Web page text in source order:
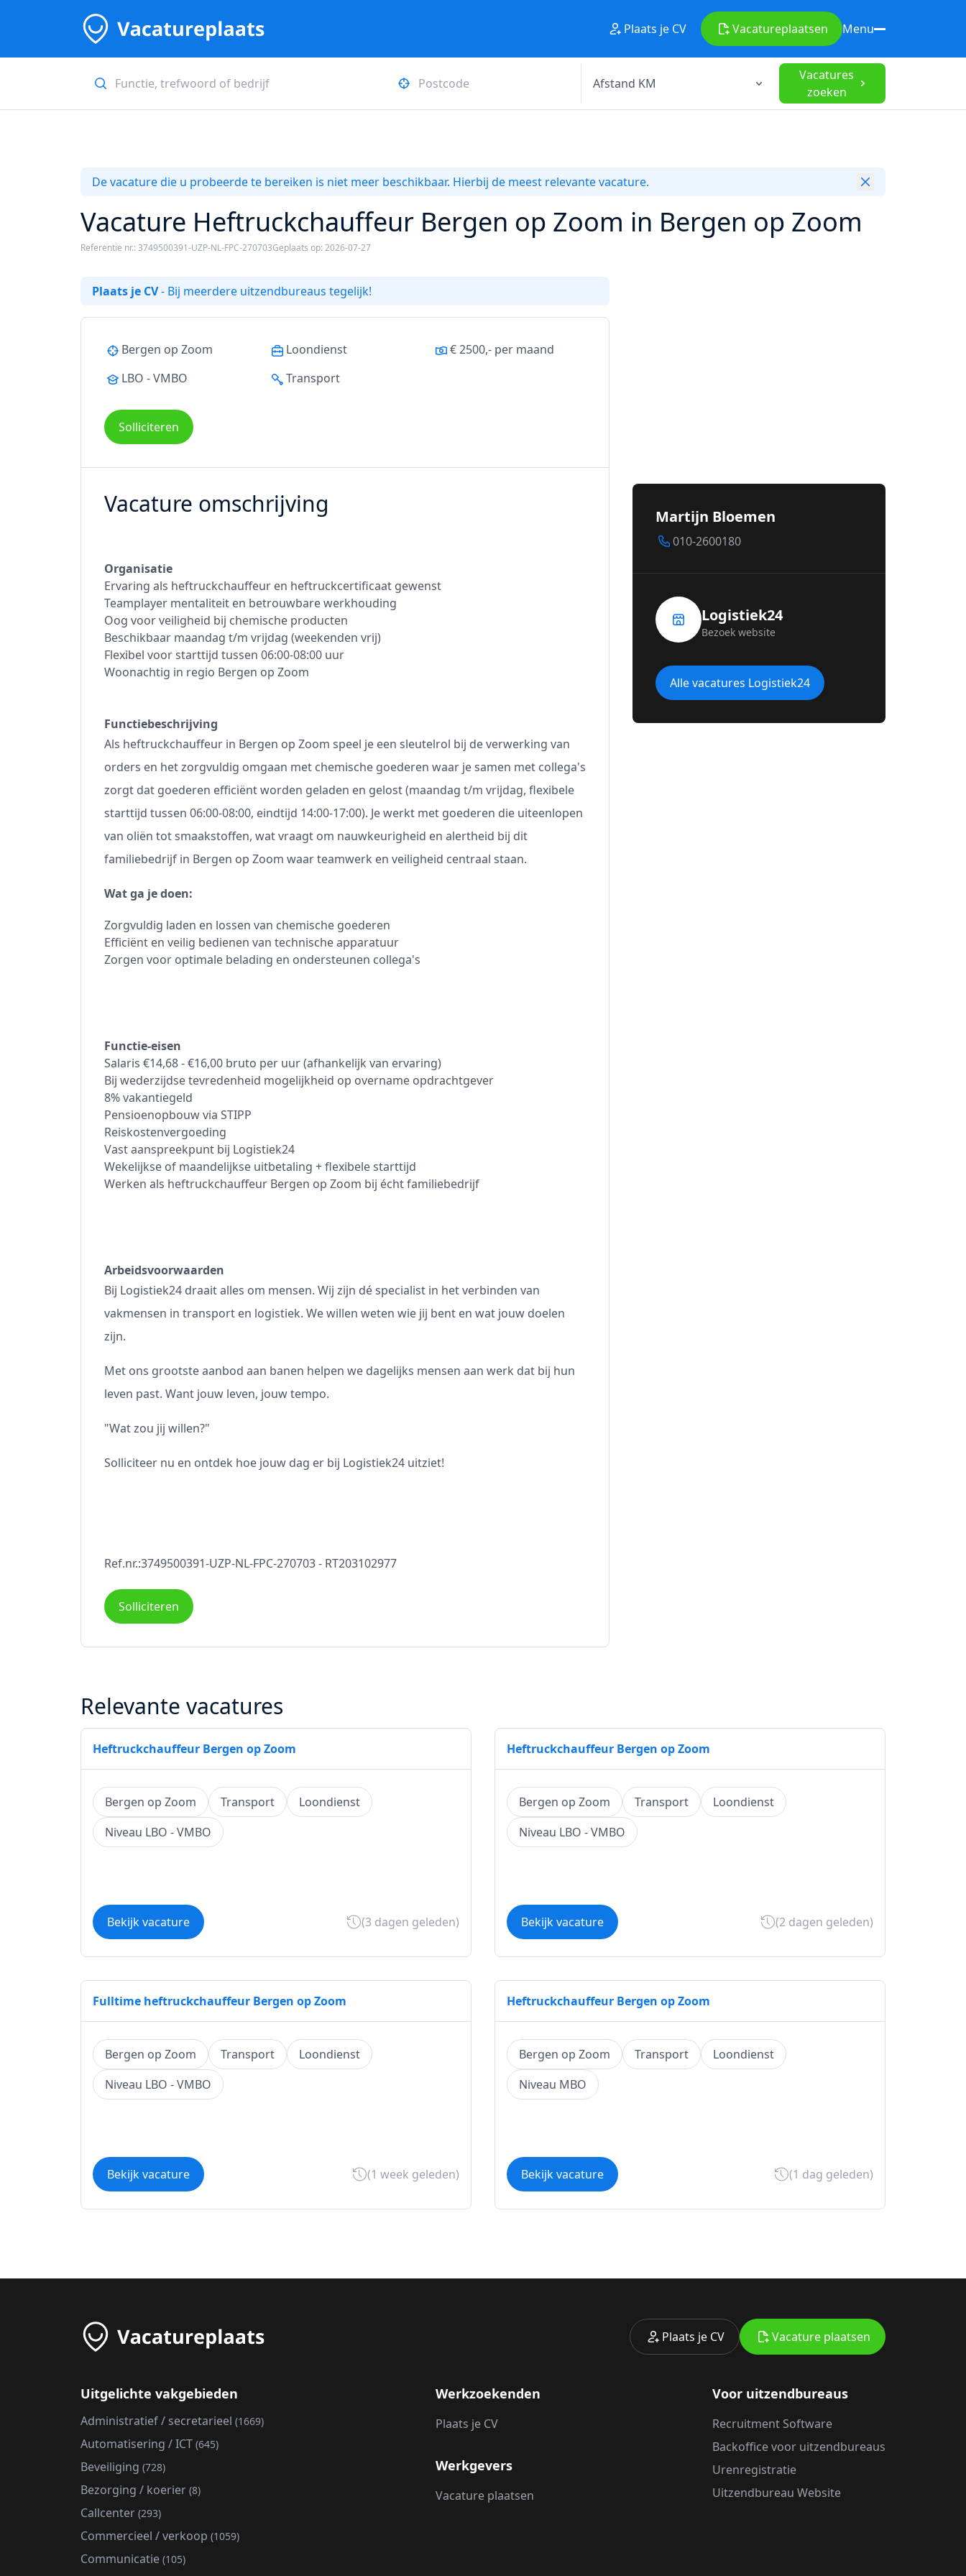
Plaats je CV Vacatureplaatsen Menu
Vacatures
zoeken
De vacature die u probeerde te bereiken is niet meer beschikbaar. Hierbij de meest relevante vacature.
Vacature Heftruckchauffeur Bergen op Zoom in Bergen op Zoom
Referentie nr.: 3749500391-UZP-NL-FPC-270703Geplaats op: 2026-07-27
Plaats je CV- Bij meerdere uitzendbureaus tegelijk!
Bergen op Zoom Loondienst
€ 2500,- per maand
LBO - VMBO
Transport
Solliciteren
Vacature omschrijving
Organisatie
Ervaring als heftruckchauffeur en heftruckcertificaat gewenst
Teamplayer mentaliteit en betrouwbare werkhouding
Oog voor veiligheid bij chemische producten
Beschikbaar maandag t/m vrijdag (weekenden vrij)
Flexibel voor starttijd tussen 06:00-08:00 uur
Woonachtig in regio Bergen op Zoom
Functiebeschrijving
Als heftruckchauffeur in Bergen op Zoom speel je een sleutelrol bij de verwerking van
orders en het zorgvuldig omgaan met chemische goederen waar je samen met collega's
zorgt dat goederen efficiënt worden geladen en gelost (maandag t/m vrijdag, flexibele
starttijd tussen 06:00-08:00, eindtijd 14:00-17:00). Je werkt met goederen die uiteenlopen
van oliën tot smaakstoffen, wat vraagt om nauwkeurigheid en alertheid bij dit
familiebedrijf in Bergen op Zoom waar teamwerk en veiligheid centraal staan.
Wat ga je doen:
Zorgvuldig laden en lossen van chemische goederen
Efficiënt en veilig bedienen van technische apparatuur
Zorgen voor optimale belading en ondersteunen collega's
Functie-eisen
Salaris €14,68 - €16,00 bruto per uur (afhankelijk van ervaring)
Bij wederzijdse tevredenheid mogelijkheid op overname opdrachtgever
8% vakantiegeld
Pensioenopbouw via STIPP
Reiskostenvergoeding
Vast aanspreekpunt bij Logistiek24
Wekelijkse of maandelijkse uitbetaling + flexibele starttijd
Werken als heftruckchauffeur Bergen op Zoom bij écht familiebedrijf
Arbeidsvoorwaarden
Bij Logistiek24 draait alles om mensen. Wij zijn dé specialist in het verbinden van
vakmensen in transport en logistiek. We willen weten wie jij bent en wat jouw doelen
zijn.
Met ons grootste aanbod aan banen helpen we dagelijks mensen aan werk dat bij hun
leven past. Want jouw leven, jouw tempo.
"Wat zou jij willen?"
Solliciteer nu en ontdek hoe jouw dag er bij Logistiek24 uitziet!
Ref.nr.:3749500391-UZP-NL-FPC-270703 - RT203102977
Solliciteren
Martijn Bloemen
010-2600180
Logistiek24
Bezoek website
Alle vacatures Logistiek24
Relevante vacatures
Heftruckchauffeur Bergen op Zoom
Bergen op Zoom Transport
Loondienst
Niveau LBO - VMBO
Bekijk vacature (3 dagen geleden)
Heftruckchauffeur Bergen op Zoom
Bergen op Zoom Transport
Loondienst
Niveau LBO - VMBO
Bekijk vacature (2 dagen geleden)
Fulltime heftruckchauffeur Bergen op Zoom
Bergen op Zoom Transport
Loondienst
Niveau LBO - VMBO
Bekijk vacature (1 week geleden)
Heftruckchauffeur Bergen op Zoom
Bergen op Zoom Transport
Loondienst
Niveau MBO
Bekijk vacature (1 dag geleden)
Plaats je CV Vacature plaatsen
Uitgelichte vakgebieden
Administratief / secretarieel (1669)
Automatisering / ICT (645)
Beveiliging (728)
Bezorging / koerier (8)
Callcenter (293)
Commercieel / verkoop (1059)
Communicatie (105)
Werkzoekenden
Plaats je CV
Werkgevers
Vacature plaatsen
Voor uitzendbureaus
Recruitment Software
Backoffice voor uitzendbureaus
Urenregistratie
Uitzendbureau Website